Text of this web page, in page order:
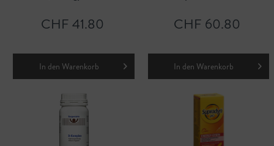
CHF 41.80
In den Warenkorb
CHF 60.80
In den Warenkorb